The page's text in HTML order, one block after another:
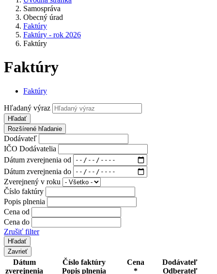
Samospráva
Obecný úrad
Faktúry
Faktúry - rok 2026
Faktúry
Faktúry
Faktúry
Hľadaný výraz
Hľadať
Rozšírené hľadanie
Dodávateľ
IČO Dodávatelia
Dátum zverejnenia od
Dátum zverejnenia do
Zverejnený v roku
Číslo faktúry
Popis plnenia
Cena od
Cena do
Zrušiť filter
Zavrieť
Dátum
zverejnenia
Číslo faktúry
Popis plnenia
Cena
*
Dodávateľ
Odberateľ